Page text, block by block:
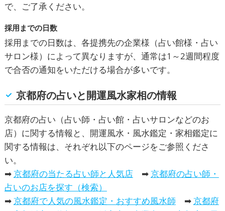
で、ご了承ください。
採用までの日数
採用までの日数は、各提携先の企業様（占い館様・占い
サロン様）によって異なりますが、通常は1～2週間程度
で合否の通知をいただける場合が多いです。
京都府の占いと開運風水家相の情報
京都府の占い（占い師・占い館・占いサロンなどのお
店）に関する情報と、開運風水・風水鑑定・家相鑑定に
関する情報は、それぞれ以下のページをご参照くださ
い。
➡京都府の当たる占い師と人気店➡京都府の占い師・
占いのお店を探す（検索）
➡京都府で人気の風水鑑定・おすすめ風水師 ➡京都府